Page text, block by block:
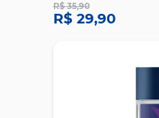
R$ 35,90
R$ 29,90